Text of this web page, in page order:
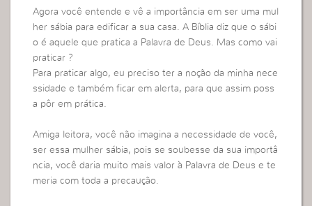
Agora você entende e vê a importância em ser uma mul
her sábia para edificar a sua casa. A Bíblia diz que o sábi
o é aquele que pratica a Palavra de Deus. Mas como vai
praticar ?
Para praticar algo, eu preciso ter a noção da minha nece
ssidade e também ficar em alerta, para que assim poss
a pôr em prática.
Amiga leitora, você não imagina a necessidade de você,
ser essa mulher sábia, pois se soubesse da sua importâ
ncia, você daria muito mais valor à Palavra de Deus e te
meria com toda a precaução.